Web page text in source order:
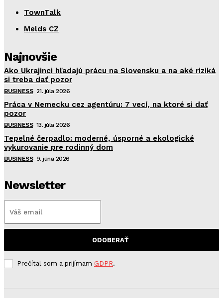
TownTalk
Melds CZ
Najnovšie
Ako Ukrajinci hľadajú prácu na Slovensku a na aké riziká
si treba dať pozor
BUSINESS 21. júla 2026
Práca v Nemecku cez agentúru: 7 vecí, na ktoré si dať
pozor
BUSINESS 13. júla 2026
Tepelné čerpadlo: moderné, úsporné a ekologické
vykurovanie pre rodinný dom
BUSINESS 9. júna 2026
Newsletter
ODOBERAŤ
Prečítal som a prijímam GDPR.